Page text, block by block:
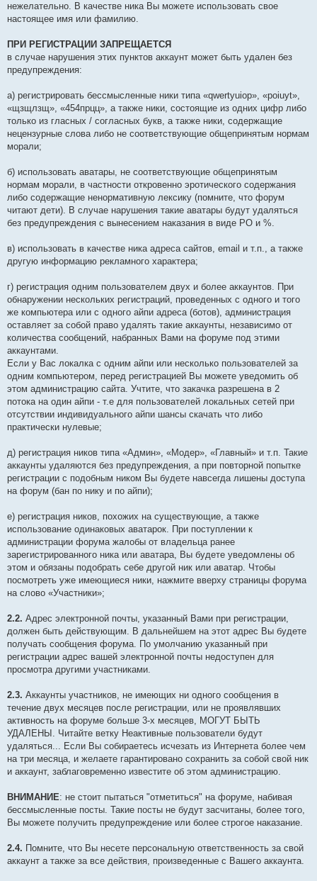
нежелательно. В качестве ника Вы можете использовать свое
настоящее имя или фамилию.
ПРИ РЕГИСТРАЦИИ ЗАПРЕЩАЕТСЯ
в случае нарушения этих пунктов аккаунт может быть удален без
предупреждения:
а) регистрировать бессмысленные ники типа «qwertyuiop», «poiuyt»,
«щзщлзщ», «454прцц», а также ники, состоящие из одних цифр либо
только из гласных / согласных букв, а также ники, содержащие
нецензурные слова либо не соответствующие общепринятым нормам
морали;
б) использовать аватары, не соответствующие общепринятым
нормам морали, в частности откровенно эротического содержания
либо содержащие ненормативную лексику (помните, что форум
читают дети). В случае нарушения такие аватары будут удаляться
без предупреждения с вынесением наказания в виде РО и %.
в) использовать в качестве ника адреса сайтов, email и т.п., а также
другую информацию рекламного характера;
г) регистрация одним пользователем двух и более аккаунтов. При
обнаружении нескольких регистраций, проведенных с одного и того
же компьютера или с одного айпи адреса (ботов), администрация
оставляет за собой право удалять такие аккаунты, независимо от
количества сообщений, набранных Вами на форуме под этими
аккаунтами.
Если у Вас локалка с одним айпи или несколько пользователей за
одним компьютером, перед регистрацией Вы можете уведомить об
этом администрацию сайта. Учтите, что закачка разрешена в 2
потока на один айпи - т.е для пользователей локальных сетей при
отсутствии индивидуального айпи шансы скачать что либо
практически нулевые;
д) регистрация ников типа «Админ», «Модер», «Главный» и т.п. Такие
аккаунты удаляются без предупреждения, а при повторной попытке
регистрации с подобным ником Вы будете навсегда лишены доступа
на форум (бан по нику и по айпи);
е) регистрация ников, похожих на существующие, а также
использование одинаковых аватарок. При поступлении к
администрации форума жалобы от владельца ранее
зарегистрированного ника или аватара, Вы будете уведомлены об
этом и обязаны подобрать себе другой ник или аватар. Чтобы
посмотреть уже имеющиеся ники, нажмите вверху страницы форума
на слово «Участники»;
2.2. Адрес электронной почты, указанный Вами при регистрации,
должен быть действующим. В дальнейшем на этот адрес Вы будете
получать сообщения форума. По умолчанию указанный при
регистрации адрес вашей электронной почты недоступен для
просмотра другими участниками.
2.3. Аккаунты участников, не имеющих ни одного сообщения в
течение двух месяцев после регистрации, или не проявлявших
активность на форуме больше 3-х месяцев, МОГУТ БЫТЬ
УДАЛЕНЫ. Читайте ветку Неактивные пользователи будут
удаляться... Если Вы собираетесь исчезать из Интернета более чем
на три месяца, и желаете гарантировано сохранить за собой свой ник
и аккаунт, заблаговременно известите об этом администрацию.
ВНИМАНИЕ: не стоит пытаться "отметиться" на форуме, набивая
бессмысленные посты. Такие посты не будут засчитаны, более того,
Вы можете получить предупреждение или более строгое наказание.
2.4. Помните, что Вы несете персональную ответственность за свой
аккаунт а также за все действия, произведенные с Вашего аккаунта.